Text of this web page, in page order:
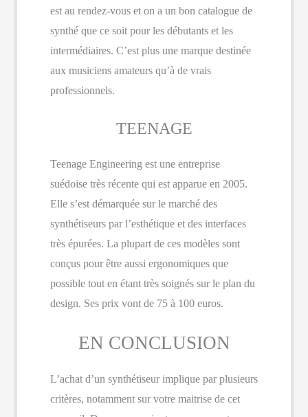
est au rendez-vous et on a un bon catalogue de
synthé que ce soit pour les débutants et les
intermédiaires. C’est plus une marque destinée
aux musiciens amateurs qu’à de vrais
professionnels.
TEENAGE
Teenage Engineering est une entreprise
suédoise très récente qui est apparue en 2005.
Elle s’est démarquée sur le marché des
synthétiseurs par l’esthétique et des interfaces
très épurées. La plupart de ces modèles sont
conçus pour être aussi ergonomiques que
possible tout en étant très soignés sur le plan du
design. Ses prix vont de 75 à 100 euros.
EN CONCLUSION
L’achat d’un synthétiseur implique par plusieurs
critères, notamment sur votre maitrise de cet